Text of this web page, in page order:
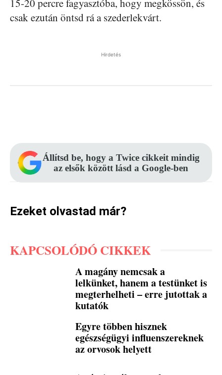
15-20 percre fagyasztóba, hogy megkössön, és
csak ezután öntsd rá a szederlekvárt.
Hirdetés
Állítsd be, hogy a Twice cikkeit mindig
az elsők között lásd a Google-ben
Ezeket olvastad már?
KAPCSOLÓDÓ CIKKEK
A magány nemcsak a
lelkünket, hanem a testünket is
megterhelheti – erre jutottak a
kutatók
Egyre többen hisznek
egészségügyi influenszereknek
az orvosok helyett